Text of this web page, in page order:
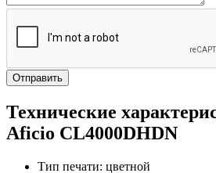
Технические
Aficio CL4000DHDN
Тип печати: цветной